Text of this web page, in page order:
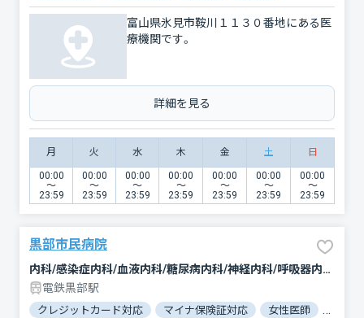
富山県氷見市鞍川１１３０番地にある医
療機関です。
詳細を見る
月 火 水 木 金 土 日
00:00
〜
23:59
00:00
〜
23:59
00:00
〜
23:59
00:00
〜
23:59
00:00
〜
23:59
00:00
〜
23:59
00:00
〜
23:59
黒部市民病院
内科/感染症内科/血液内科/糖尿病内科/神経内科/呼吸器内科/循環器科/消化器科/腎臓内科・外科/漢方内科/外科/脳神経外科/呼吸器外科/心臓血管外科/乳腺外科/整形外科/形成外科/小児科/産婦人科/眼科/耳鼻咽喉科/皮膚科/泌尿器科/精神科・神経科/心療内科/歯科口腔外科/リハビリテーション/放射線科/臨床検査・病理診断/救急科/麻酔科
電鉄黒部駅
クレジットカード対応 マイナ保険証対応 女性医師